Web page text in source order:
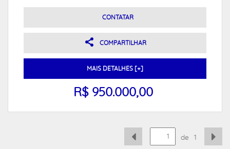
CONTATAR
COMPARTILHAR
MAIS DETALHES [+]
R$ 950.000,00
de 1